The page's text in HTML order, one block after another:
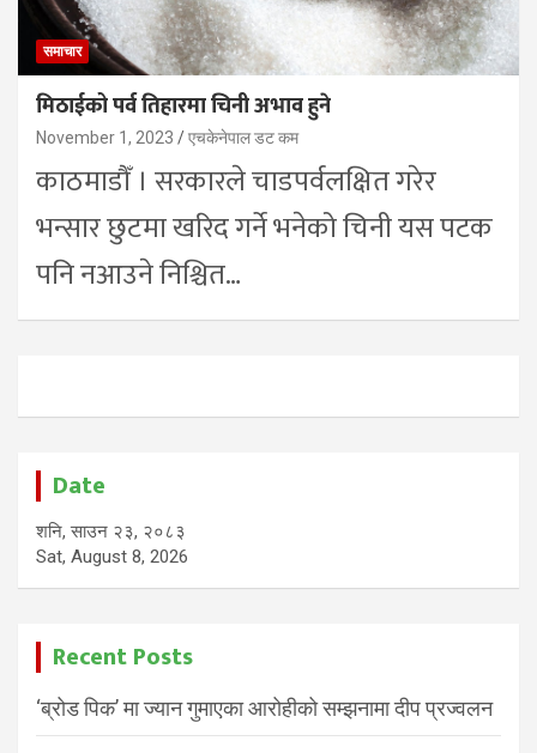
समाचार
मिठाईको पर्व तिहारमा चिनी अभाव हुने
November 1, 2023 एचकेनेपाल डट कम
काठमाडौँ । सरकारले चाडपर्वलक्षित गरेर
भन्सार छुटमा खरिद गर्ने भनेको चिनी यस पटक
पनि नआउने निश्चित…
Date
शनि, साउन २३, २०८३
Sat, August 8, 2026
Recent Posts
‘ब्रोड पिक’ मा ज्यान गुमाएका आरोहीको सम्झनामा दीप प्रज्वलन